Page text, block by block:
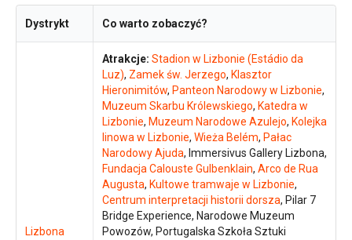
Dystrykt Co warto zobaczyć?
Lizbona
Atrakcje: Stadion w Lizbonie (Estádio da
Luz), Zamek św. Jerzego, Klasztor
Hieronimitów, Panteon Narodowy w Lizbonie,
Muzeum Skarbu Królewskiego, Katedra w
Lizbonie, Muzeum Narodowe Azulejo, Kolejka
linowa w Lizbonie, Wieża Belém, Pałac
Narodowy Ajuda, Immersivus Gallery Lizbona,
Fundacja Calouste Gulbenklain, Arco de Rua
Augusta, Kultowe tramwaje w Lizbonie,
Centrum interpretacji historii dorsza, Pilar 7
Bridge Experience, Narodowe Muzeum
Powozów, Portugalska Szkoła Sztuki